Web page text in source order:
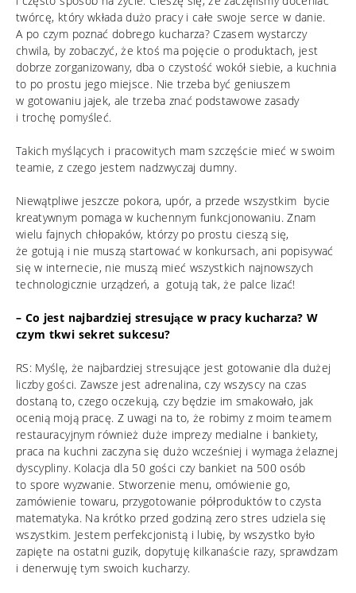
twórcę, który wkłada dużo pracy i całe swoje serce w danie.
A po czym poznać dobrego kucharza? Czasem wystarczy
chwila, by zobaczyć, że ktoś ma pojęcie o produktach, jest
dobrze zorganizowany, dba o czystość wokół siebie, a kuchnia
to po prostu jego miejsce. Nie trzeba być geniuszem
w gotowaniu jajek, ale trzeba znać podstawowe zasady
i trochę pomyśleć.
Takich myślących i pracowitych mam szczęście mieć w swoim
teamie, z czego jestem nadzwyczaj dumny.
Niewątpliwe jeszcze pokora, upór, a przede wszystkim bycie
kreatywnym pomaga w kuchennym funkcjonowaniu. Znam
wielu fajnych chłopaków, którzy po prostu cieszą się,
że gotują i nie muszą startować w konkursach, ani popisywać
się w internecie, nie muszą mieć wszystkich najnowszych
technologicznie urządzeń, a gotują tak, że palce lizać!
– Co jest najbardziej stresujące w pracy kucharza? W
czym tkwi sekret sukcesu?
RS: Myślę, że najbardziej stresujące jest gotowanie dla dużej
liczby gości. Zawsze jest adrenalina, czy wszyscy na czas
dostaną to, czego oczekują, czy będzie im smakowało, jak
ocenią moją pracę. Z uwagi na to, że robimy z moim teamem
restauracyjnym również duże imprezy medialne i bankiety,
praca na kuchni zaczyna się dużo wcześniej i wymaga żelaznej
dyscypliny. Kolacja dla 50 gości czy bankiet na 500 osób
to spore wyzwanie. Stworzenie menu, omówienie go,
zamówienie towaru, przygotowanie półproduktów to czysta
matematyka. Na krótko przed godziną zero stres udziela się
wszystkim. Jestem perfekcjonistą i lubię, by wszystko było
zapięte na ostatni guzik, dopytuję kilkanaście razy, sprawdzam
i denerwuję tym swoich kucharzy.